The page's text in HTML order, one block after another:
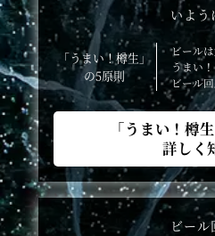
いよう
「うまい！樽生」
の5原則
ビール
うまい
ビール
「うまい！樽
詳しく
ビール